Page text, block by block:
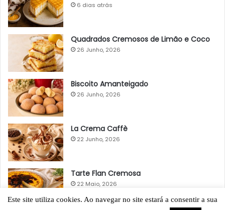
6 dias atrás
Quadrados Cremosos de Limão e Coco
26 Junho, 2026
Biscoito Amanteigado
26 Junho, 2026
La Crema Caffè
22 Junho, 2026
Tarte Flan Cremosa
22 Maio, 2026
Este site utiliza cookies. Ao navegar no site estará a consentir a sua